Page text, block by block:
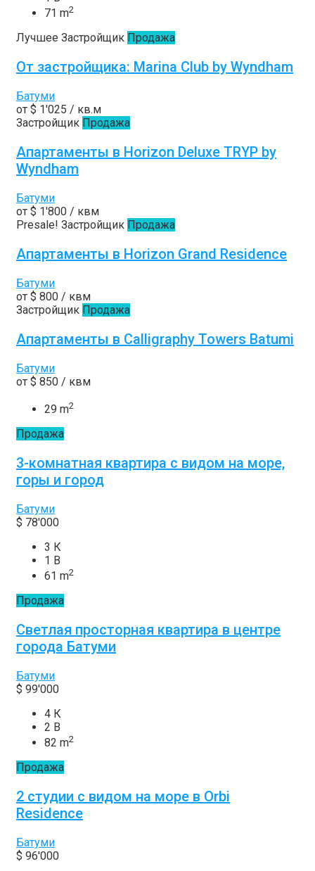
71 m2
Лучшее Застройщик Продажа
От застройщика: Marina Club by Wyndham
Батуми
от $ 1'025 / кв.м
Застройщик Продажа
Апартаменты в Horizon Deluxe TRYP by
Wyndham
Батуми
от $ 1'800 / квм
Presale! Застройщик Продажа
Апартаменты в Horizon Grand Residence
Батуми
от $ 800 / квм
Застройщик Продажа
Апартаменты в Calligraphy Towers Batumi
Батуми
от $ 850 / квм
29 m2
Продажа
3-комнатная квартира с видом на море,
горы и город
Батуми
$ 78'000
3 К
1 В
61 m2
Продажа
Светлая просторная квартира в центре
города Батуми
Батуми
$ 99'000
4 К
2 В
82 m2
Продажа
2 студии с видом на море в Orbi
Residence
Батуми
$ 96'000